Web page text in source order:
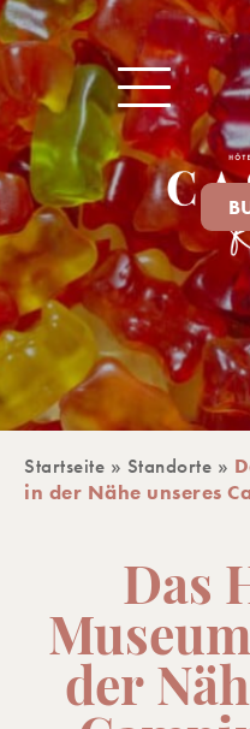
Startseite » Standorte »
in der Nähe unseres
Das
der